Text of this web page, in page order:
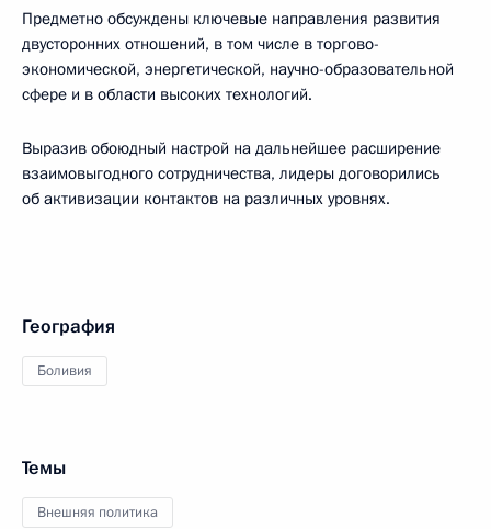
Предметно обсуждены ключевые направления развития
двусторонних отношений, в том числе в торгово-
экономической, энергетической, научно-образовательной
сфере и в области высоких технологий.
Выразив обоюдный настрой на дальнейшее расширение
взаимовыгодного сотрудничества, лидеры договорились
об активизации контактов на различных уровнях.
География
Боливия
Темы
Внешняя политика